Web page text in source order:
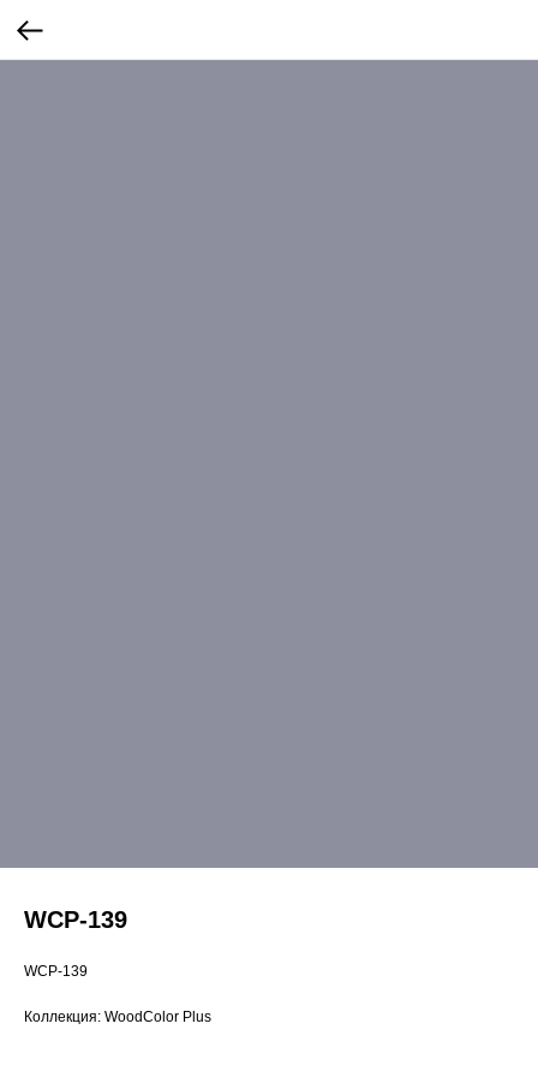
WCP-139
WCP-139
Коллекция: WoodColor Plus